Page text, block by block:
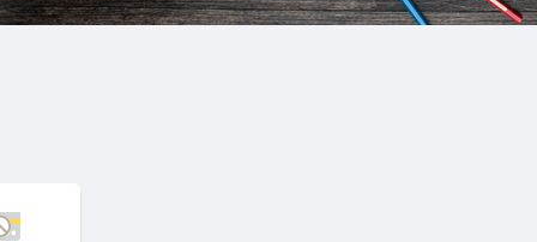
セミナーを開催しております。